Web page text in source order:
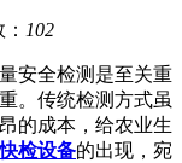
102
安全检测是至关重
。传统检测方式虽
的成本，给农业生
检设备的出现，宛